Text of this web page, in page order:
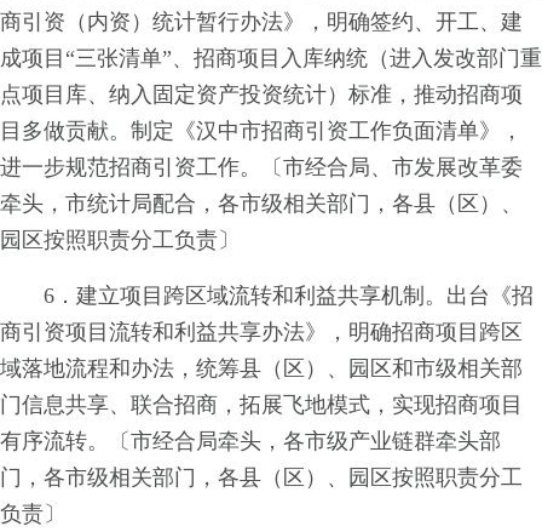
商引资（内资）统计暂行办法》，明确签约、开工、建
成项目“三张清单”、招商项目入库纳统（进入发改部门重
点项目库、纳入固定资产投资统计）标准，推动招商项
目多做贡献。制定《汉中市招商引资工作负面清单》，
进一步规范招商引资工作。〔市经合局、市发展改革委
牵头，市统计局配合，各市级相关部门，各县（区）、
园区按照职责分工负责〕
6．建立项目跨区域流转和利益共享机制。出台《招
商引资项目流转和利益共享办法》，明确招商项目跨区
域落地流程和办法，统筹县（区）、园区和市级相关部
门信息共享、联合招商，拓展飞地模式，实现招商项目
有序流转。〔市经合局牵头，各市级产业链群牵头部
门，各市级相关部门，各县（区）、园区按照职责分工
负责〕